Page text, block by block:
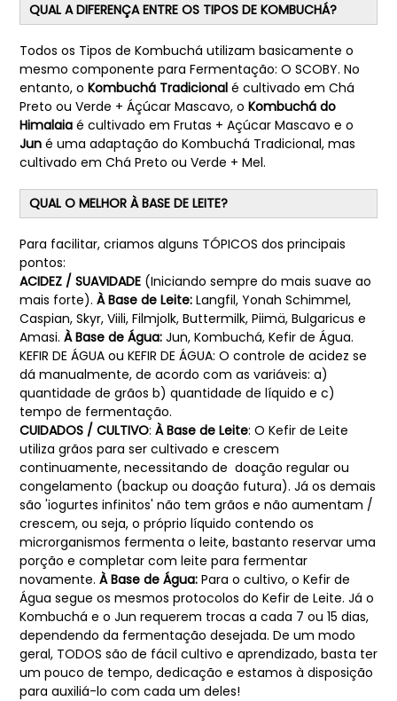
QUAL A DIFERENÇA ENTRE OS TIPOS DE KOMBUCHÁ?
Todos os Tipos de Kombuchá utilizam basicamente o
mesmo componente para Fermentação: O SCOBY. No
entanto, o Kombuchá Tradicional é cultivado em Chá
Preto ou Verde + Áçúcar Mascavo, o Kombuchá do
Himalaia é cultivado em Frutas + Açúcar Mascavo e o
Jun é uma adaptação do Kombuchá Tradicional, mas
cultivado em Chá Preto ou Verde + Mel.
QUAL O MELHOR À BASE DE LEITE?
Para facilitar, criamos alguns TÓPICOS dos principais
pontos:
ACIDEZ / SUAVIDADE (Iniciando sempre do mais suave ao
mais forte). À Base de Leite: Langfil, Yonah Schimmel,
Caspian, Skyr, Viili, Filmjolk, Buttermilk, Piimä, Bulgaricus e
Amasi. À Base de Água: Jun, Kombuchá, Kefir de Água.
KEFIR DE ÁGUA ou KEFIR DE ÁGUA: O controle de acidez se
dá manualmente, de acordo com as variáveis: a)
quantidade de grãos b) quantidade de líquido e c)
tempo de fermentação.
CUIDADOS / CULTIVO: À Base de Leite: O Kefir de Leite
utiliza grãos para ser cultivado e crescem
continuamente, necessitando de doação regular ou
congelamento (backup ou doação futura). Já os demais
são 'iogurtes infinitos' não tem grãos e não aumentam /
crescem, ou seja, o próprio líquido contendo os
microrganismos fermenta o leite, bastanto reservar uma
porção e completar com leite para fermentar
novamente. À Base de Água: Para o cultivo, o Kefir de
Água segue os mesmos protocolos do Kefir de Leite. Já o
Kombuchá e o Jun requerem trocas a cada 7 ou 15 dias,
dependendo da fermentação desejada. De um modo
geral, TODOS são de fácil cultivo e aprendizado, basta ter
um pouco de tempo, dedicação e estamos à disposição
para auxiliá-lo com cada um deles!